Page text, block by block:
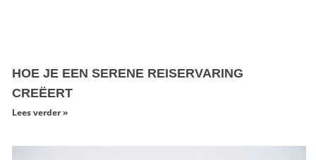
HOE JE EEN SERENE REISERVARING
CREËERT
Lees verder »